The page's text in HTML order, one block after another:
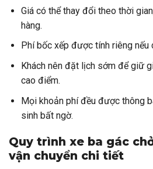
Giá có thể thay đổi theo thời
hàng.
Phí bốc xếp được tính riêng nếu
Khách nên đặt lịch sớm để giữ
cao điểm.
Mọi khoản phí đều được thông
sinh bất ngờ.
Quy trình xe ba gác
vận chuyển chi tiết